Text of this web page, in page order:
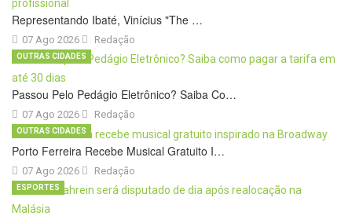
Representando Ibaté, Vinícius "The …
07 Ago 2026 Redação
Passou Pelo Pedágio Eletrônico? Saiba Co…
07 Ago 2026
OUTRAS CIDADES
Redação
Porto Ferreira Recebe Musical Gratuito I…
07 Ago 2026
OUTRAS CIDADES
Redação
ESPORTES